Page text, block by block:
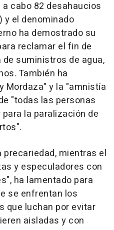
cabo 82 desahaucios
y el denominado
ha demostrado su
reclamar el fin de
suministros de agua,
También ha
Mordaza" y la "amnistía
"todas las personas
la paralización de
precariedad, mientras el
y especuladores con
ha lamentado para
se enfrentan los
que luchan por evitar
aisladas y con